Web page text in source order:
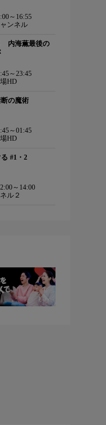
～16:55
ンネル
内海薫最後の
～23:45
HD
の魔術
～01:45
HD
#1・2
～14:00
ル２